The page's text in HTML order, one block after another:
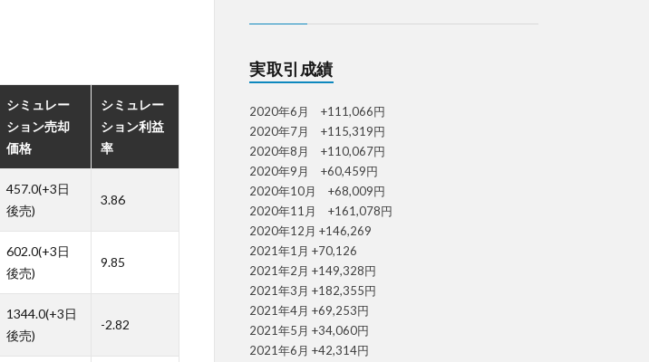
シミュレー
ション売却
価格
シミュレー
ション利益
率
457.0(+3日
後売)
3.86
602.0(+3日
後売)
9.85
1344.0(+3日
後売)
-2.82
実取引成績
2020年6月 +111,066円
2020年7月 +115,319円
2020年8月 +110,067円
2020年9月 +60,459円
2020年10月 +68,009円
2020年11月 +161,078円
2020年12月 +146,269
2021年1月 +70,126
2021年2月 +149,328円
2021年3月 +182,355円
2021年4月 +69,253円
2021年5月 +34,060円
2021年6月 +42,314円